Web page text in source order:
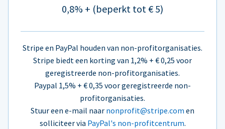
0,8% + (beperkt tot € 5)
Stripe en PayPal houden van non-profitorganisaties.
Stripe biedt een korting van 1,2% + € 0,25 voor
geregistreerde non-profitorganisaties.
Paypal 1,5% + € 0,35 voor geregistreerde non-
profitorganisaties.
Stuur een e-mail naar nonprofit@stripe.com en
solliciteer via PayPal's non-profitcentrum.